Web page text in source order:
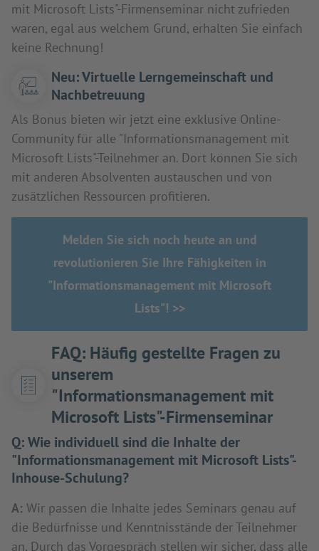
mit Microsoft Lists"-Firmenseminar nicht zufrieden
waren, egal aus welchem Grund, erhalten Sie einfach
keine Rechnung!
Neu: Virtuelle Lerngemeinschaft und
Nachbetreuung
Als Bonus bieten wir jetzt eine exklusive Online-
Community für alle "Informationsmanagement mit
Microsoft Lists"-Teilnehmer an. Dort können Sie sich
mit anderen Absolventen austauschen und von
zusätzlichen Ressourcen profitieren.
Melden Sie sich noch heute an und
revolutionieren Sie Ihre Fähigkeiten in
"Informationsmanagement mit Microsoft
Lists"! >>
FAQ: Häufig gestellte Fragen zu
unserem
"Informationsmanagement mit
Microsoft Lists"-Firmenseminar
Q:Wie individuell sind die Inhalte der
"Informationsmanagement mit Microsoft Lists"-
Inhouse-Schulung?
A: Wir passen die Inhalte jedes Seminars genau auf
die Bedürfnisse und Kenntnisstände der Teilnehmer
an. Durch das Vorgespräch stellen wir sicher, dass alle